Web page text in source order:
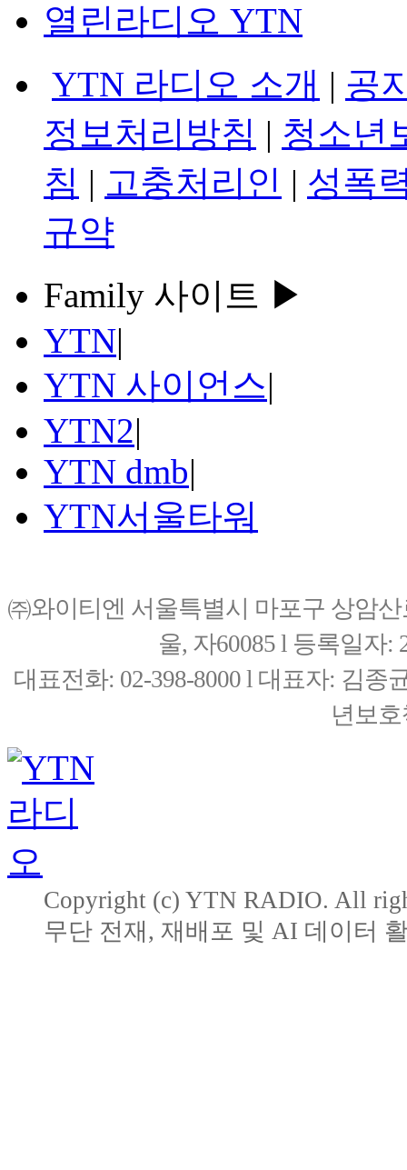
열린라디오 YTN
YTN 라디오 소개 | 공
정보처리방침 | 청소년
침 | 고충처리인 | 성폭
규약
Family 사이트 ▶
YTN|
YTN 사이언스|
YTN2|
YTN dmb|
YTN서울타워
㈜와이티엔 서울특별시 마포구 상암
울, 자60085 l 등록일자:
대표전화: 02-398-8000 l 대표자: 김종
년보
Copyright (c) YTN RADIO. All
무단 전재, 재배포 및 AI 데이터